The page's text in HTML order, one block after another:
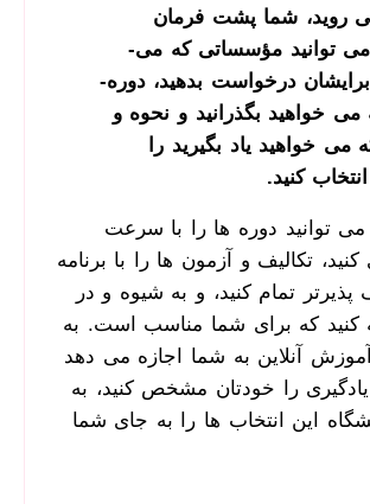
­روید، شما پشت فرمان
توانید مؤسساتی که می­
درخواست بدهید، دوره­
می­ خواهید بگذرانید و نحوه و
می ­خواهید یاد بگیرید را
کنید.
می­ توانید دوره­ ها را با سرعت
تکالیف و آزمون­ ها را با برنامه
تمام کنید، و به شیوه و در
کنید که برای شما مناسب است. به
آنلاین به شما اجازه می­ دهد
را خودتان مشخص کنید، به
این انتخاب­ ها را به‌ جای شما